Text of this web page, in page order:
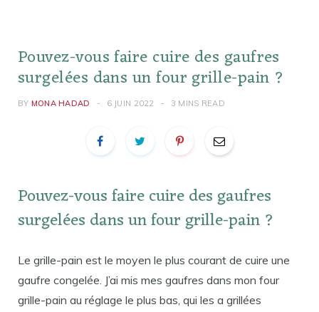
Pouvez-vous faire cuire des gaufres
surgelées dans un four grille-pain ?
BY MONA HADAD 6 JUIN 2022 3 MINS READ
Pouvez-vous faire cuire des gaufres
surgelées dans un four grille-pain ?
Le grille-pain est le moyen le plus courant de cuire une
gaufre congelée. J’ai mis mes gaufres dans mon four
grille-pain au réglage le plus bas, qui les a grillées